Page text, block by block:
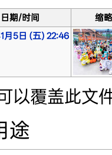
日期/时间
缩
月5日 (五) 22:46
以覆盖此文
途